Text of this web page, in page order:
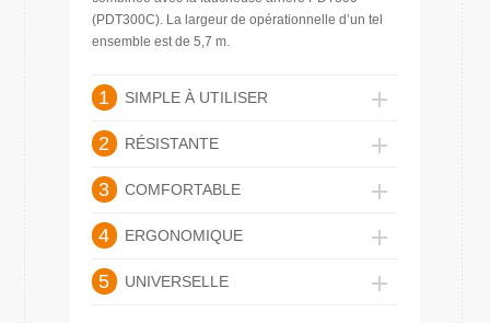
(PDT300C). La largeur de opérationnelle d’un tel
ensemble est de 5,7 m.
1 SIMPLE À UTILISER
2 RÉSISTANTE
3 COMFORTABLE
4 ERGONOMIQUE
5 UNIVERSELLE